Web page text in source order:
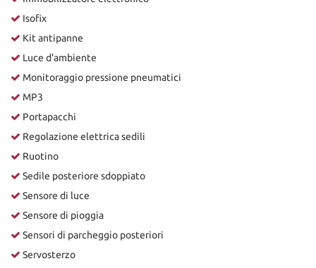
Isofix
Kit antipanne
Luce d'ambiente
Monitoraggio pressione pneumatici
MP3
Portapacchi
Regolazione elettrica sedili
Ruotino
Sedile posteriore sdoppiato
Sensore di luce
Sensore di pioggia
Sensori di parcheggio posteriori
Servosterzo